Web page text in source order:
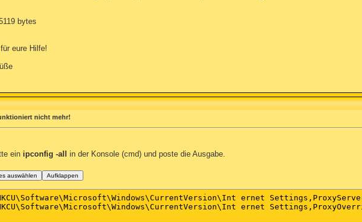
bytes
eure Hilfe!
nicht mehr!
ein ipconfig -all in der Konsole (cmd) und poste die Ausgabe.
auswählen Aufklappen
ernet
ernet